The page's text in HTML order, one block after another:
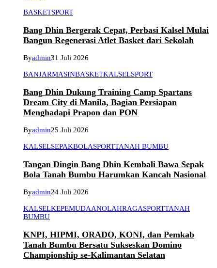
BASKETSPORT
Bang Dhin Bergerak Cepat, Perbasi Kalsel Mulai
Bangun Regenerasi Atlet Basket dari Sekolah
Byadmin31 Juli 2026
BANJARMASINBASKETKALSELSPORT
Bang Dhin Dukung Training Camp Spartans
Dream City di Manila, Bagian Persiapan
Menghadapi Prapon dan PON
Byadmin25 Juli 2026
KALSELSEPAKBOLASPORTTANAH BUMBU
Tangan Dingin Bang Dhin Kembali Bawa Sepak
Bola Tanah Bumbu Harumkan Kancah Nasional
Byadmin24 Juli 2026
KALSELKEPEMUDAANOLAHRAGASPORTTANAH
BUMBU
KNPI, HIPMI, ORADO, KONI, dan Pemkab
Tanah Bumbu Bersatu Sukseskan Domino
Championship se-Kalimantan Selatan